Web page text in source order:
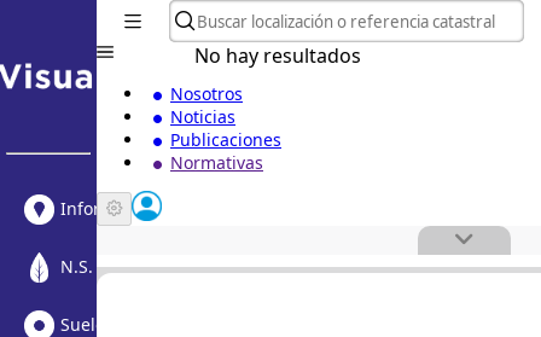
Informe Urbanístico
N.S. Medioambiental
Suelo Vacante + Obras
No hay resultados
Nosotros
Noticias
Publicaciones
Normativas